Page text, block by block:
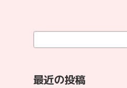
最近の投稿